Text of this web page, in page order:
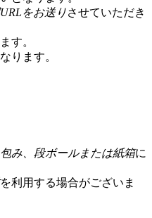
をお送りさせていただき
す。
ります。
み、段ボールまたは紙箱に
を利用する場合がございま